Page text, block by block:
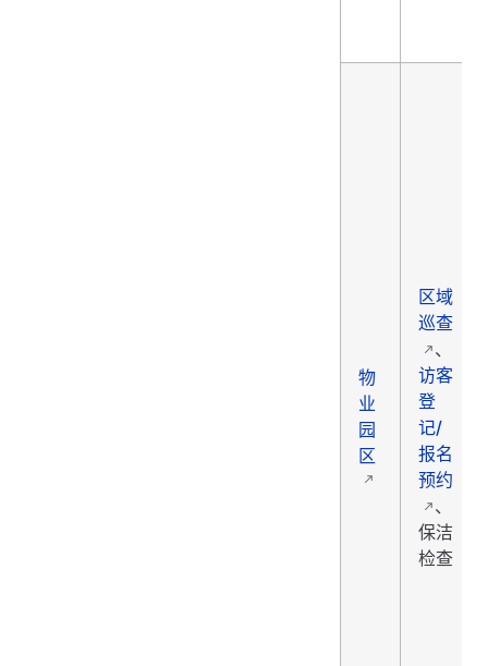
物
业
园
区
区域
巡查
、
访客
登
记/
报名
预约
、
保洁
检查